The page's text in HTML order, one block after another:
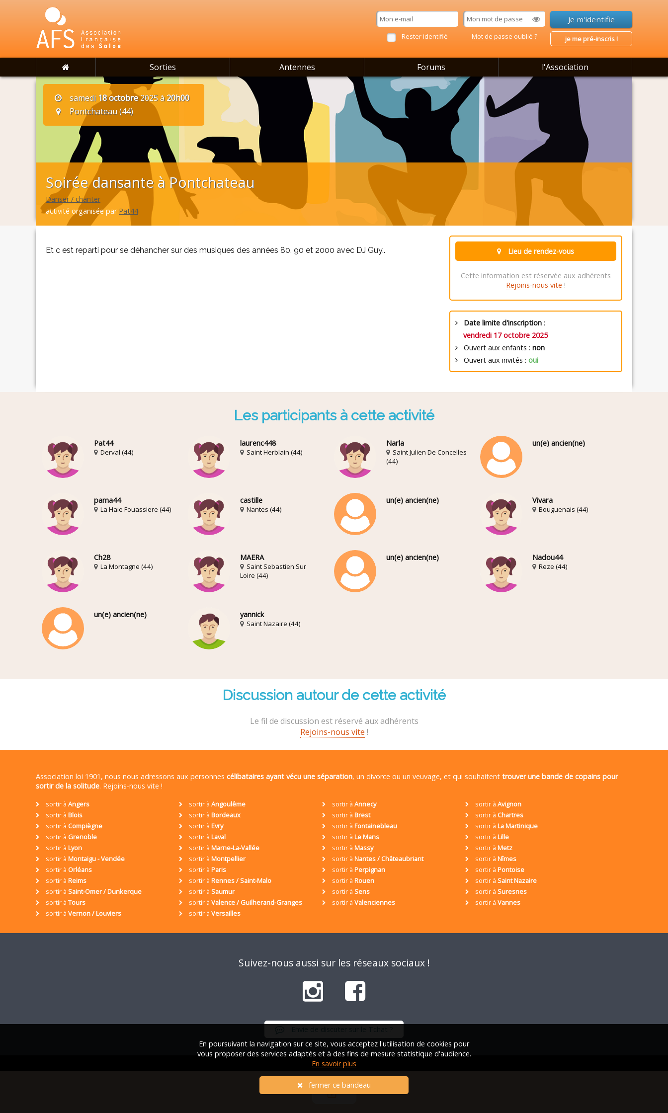
Rester identifié Mot de passe oublié ? je me pré-inscris !
Sorties Antennes Forums l'Association
samedi 18 octobre2025 à20h00
Pontchateau (44)
Soirée dansante à Pontchateau
Danser / chanter
activité organisée par Pat44
Et c est reparti pour se déhancher sur des musiques des années 80, 90 et 2000 avec DJ Guy.. Lieu de rendez-vous
Cette information est réservée aux adhérents
Rejoins-nous vite !
Date limite d'inscription:
vendredi 17 octobre 2025
Ouvert aux enfants : non
Ouvert aux invités : oui
Les participants à cette activité
Pat44
Derval (44)
laurenc448
Saint Herblain (44)
Narla
Saint Julien De Concelles
(44)
un(e) ancien(ne)
pama44
La Haie Fouassiere (44)
castille
Nantes (44)
un(e) ancien(ne) Vivara
Bouguenais (44)
Ch28
La Montagne (44)
MAERA
Saint Sebastien Sur
Loire (44)
un(e) ancien(ne) Nadou44
Reze (44)
un(e) ancien(ne) yannick
Saint Nazaire (44)
Discussion autour de cette activité
Le fil de discussion est réservé aux adhérents
Rejoins-nous vite !
Association loi 1901, nous nous adressons aux personnes célibataires ayant vécu une séparation, un divorce ou un veuvage, et qui souhaitent trouver une bande de copains pour
sortir de la solitude. Rejoins-nous vite !
sortir à Angers sortir à Angoulême sortir à Annecy sortir à Avignon
sortir à Blois sortir à Bordeaux sortir à Brest sortir à Chartres
sortir à Compiègne sortir à Evry sortir à Fontainebleau sortir à La Martinique
sortir à Grenoble sortir à Laval sortir à Le Mans sortir à Lille
sortir à Lyon sortir à Marne-La-Vallée sortir à Massy sortir à Metz
sortir à Montaigu - Vendée sortir à Montpellier sortir à Nantes / Châteaubriant sortir à Nîmes
sortir à Orléans sortir à Paris sortir à Perpignan sortir à Pontoise
sortir à Reims sortir à Rennes / Saint-Malo sortir à Rouen sortir à Saint Nazaire
sortir à Saint-Omer / Dunkerque sortir à Saumur sortir à Sens sortir à Suresnes
sortir à Tours sortir à Valence / Guilherand-Granges sortir à Valenciennes sortir à Vannes
sortir à Vernon / Louviers sortir à Versailles
Suivez-nous aussi sur les réseaux sociaux !
© 2001 / 2026 • Association Française des Solos |Qui sommes-nous ?|FAQ|Mentions légales
En poursuivant la navigation sur ce site, vous acceptez l'utilisation de cookies pour
vous proposer des services adaptés et à des fins de mesure statistique d'audience.
En savoir plus
fermer ce bandeau